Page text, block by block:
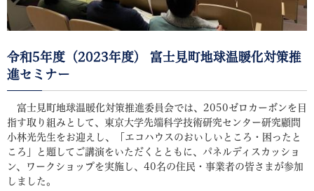
令和5年度（2023年度） 富士見町地球温暖化対策推
進セミナー
富士見町地球温暖化対策推進委員会では、2050ゼロカーボンを目
指す取り組みとして、東京大学先端科学技術研究センター研究顧問
小林光先生をお迎えし、「エコハウスのおいしいところ・困ったと
ころ」と題してご講演をいただくとともに、パネルディスカッショ
ン、ワークショップを実施し、40名の住民・事業者の皆さまが参加
しました。